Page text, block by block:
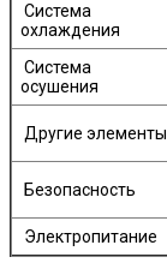
Система
охлаждения
Система
осушения
Другие элементы
Безопасность
Электропитание